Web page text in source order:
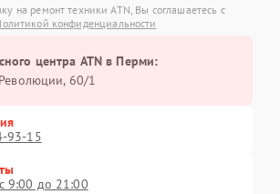
на ремонт техники ATN, Вы соглашаетесь с
конфиденциальности
центра ATN в Перми:
60/1
93-15
9:00 до 21:00